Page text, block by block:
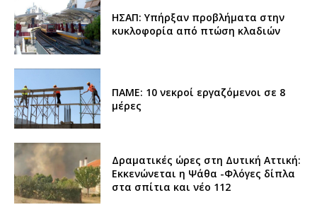
ΗΣΑΠ: Υπήρξαν προβλήματα στην
κυκλοφορία από πτώση κλαδιών
ΠΑΜΕ: 10 νεκροί εργαζόμενοι σε 8
μέρες
Δραματικές ώρες στη Δυτική Αττική:
Εκκενώνεται η Ψάθα -Φλόγες δίπλα
στα σπίτια και νέο 112